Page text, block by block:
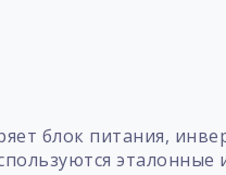
блок питания,